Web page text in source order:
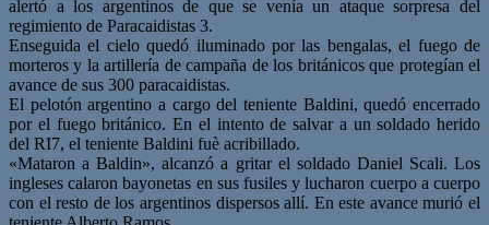
alertó a los argentinos de que se venía un ataque sorpresa del
regimiento de Paracaidistas 3.
Enseguida el cielo quedó iluminado por las bengalas, el fuego de
morteros y la artillería de campaña de los británicos que protegían el
avance de sus 300 paracaidistas.
El pelotón argentino a cargo del teniente Baldini, quedó encerrado
por el fuego británico. En el intento de salvar a un soldado herido
del RI7, el teniente Baldini fuè acribillado.
«Mataron a Baldin», alcanzó a gritar el soldado Daniel Scali. Los
ingleses calaron bayonetas en sus fusiles y lucharon cuerpo a cuerpo
con el resto de los argentinos dispersos allí. En este avance murió el